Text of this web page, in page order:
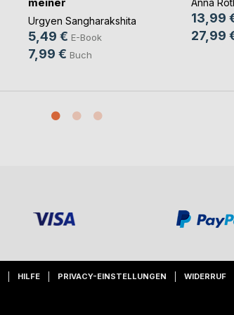
Zufluchtnahme
Urgyen Sangharakshita
5,49 € E-Book
7,99 € Buch
Anna
13,99
27,99
HILFE PRIVACY-EINSTELLUNGEN WIDERRUF